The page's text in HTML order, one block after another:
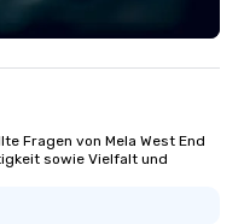
Fragen von Mela West End
sowie Vielfalt und